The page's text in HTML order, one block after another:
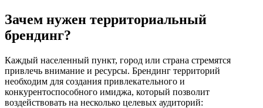
Зачем нужен территориальный
брендинг?
Каждый населенный пункт, город или страна стремятся
привлечь внимание и ресурсы. Брендинг территорий
необходим для создания привлекательного и
конкурентоспособного имиджа, который позволит
воздействовать на несколько целевых аудиторий: